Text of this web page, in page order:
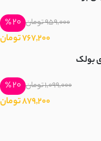
959,000 تومان
20 ٪
767,200 تومان
بولک
1,099,000 تومان
20 ٪
879,200 تومان